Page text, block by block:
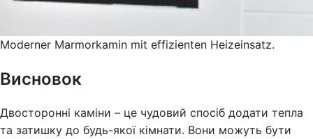
Moderner Marmorkamin mit effizienten Heizeinsatz.
Висновок
Двосторонні каміни – це чудовий спосіб додати тепла
та затишку до будь-якої кімнати. Вони можуть бути